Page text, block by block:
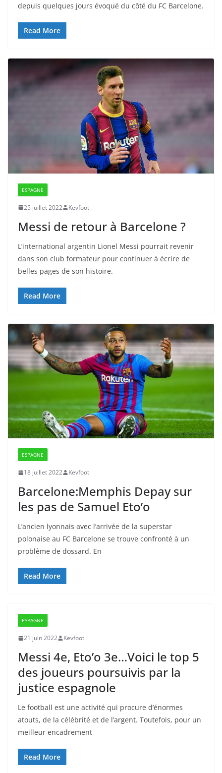
depuis quelques jours évoqué du côté du FC Barcelone.
Read More
ESPAGNE
25 juillet 2022 Kevfoot
Messi de retour à Barcelone ?
L’international argentin Lionel Messi pourrait revenir
dans son club formateur pour continuer à écrire de
belles pages de son histoire.
Read More
ESPAGNE
18 juillet 2022 Kevfoot
Barcelone:Memphis Depay sur
les pas de Samuel Eto’o
L’ancien lyonnais avec l’arrivée de la superstar
polonaise au FC Barcelone se trouve confronté à un
problème de dossard. En
Read More
ESPAGNE
21 juin 2022 Kevfoot
Messi 4e, Eto’o 3e…Voici le top 5
des joueurs poursuivis par la
justice espagnole
Le football est une activité qui procure d’énormes
atouts, de la célébrité et de l’argent. Toutefois, pour un
meilleur encadrement
Read More